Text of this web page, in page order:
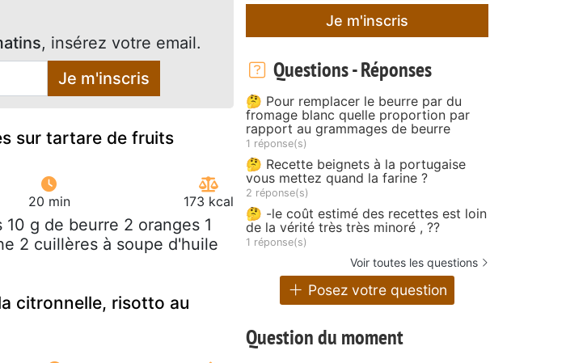
, insérez votre email.
Je m'inscris
sur tartare de fruits
20 min 173 kcal
g de beurre 2 oranges 1
2 cuillères à soupe d'huile
citronnelle, risotto au
Je m'inscris
Questions - Réponses
🤔 Pour remplacer le beurre par du
fromage blanc quelle proportion par
rapport au grammages de beurre
1 réponse(s)
🤔 Recette beignets à la portugaise
vous mettez quand la farine ?
2 réponse(s)
🤔 -le coût estimé des recettes est loin
de la vérité très très minoré , ??
1 réponse(s)
Voir toutes les questions
Posez votre question
Question du moment